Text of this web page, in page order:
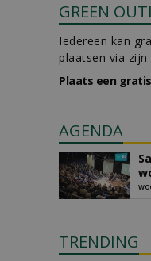
GREEN
Iedereen kan
plaatsen via
Plaats een
AGENDA
TRENDING